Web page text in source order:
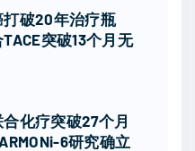
破20年治疗瓶
突破13个月无
化疗突破27个月
6研究确立